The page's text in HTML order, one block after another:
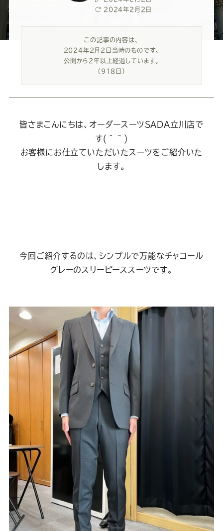
ツ
SADA
の
公
式
Youtube
ー
ツ
SADA
の
公
式
Facebook
ー
ツ
SADA
の
公
式
Twitter
ー
ツ
SADA
の
公
式
Instagram
ー
ツ
SADA
の
公
式
稿
最
新
日
2024年2月2日
この記事の内容は、
2024年2月2日当時のものです。
公開から2年以上経過しています。
（918日）
皆さまこんにちは、オーダースーツSADA立川店で
す(＾＾)
お客様にお仕立ていただいたスーツをご紹介いた
します。
今回ご紹介するのは、シンプルで万能なチャコール
グレーのスリーピーススーツです。